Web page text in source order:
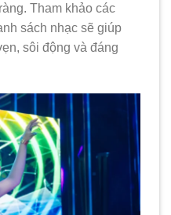
Tham khảo các
sách nhạc sẽ giúp
sôi động và đáng